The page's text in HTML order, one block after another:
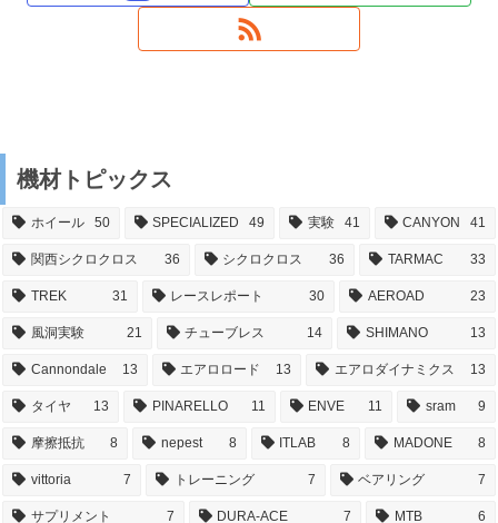
機材トピックス
ホイール 50 SPECIALIZED 49 実験 41 CANYON 41
関西シクロクロス 36 シクロクロス 36 TARMAC 33
TREK 31 レースレポート 30 AEROAD 23
風洞実験 21 チューブレス 14 SHIMANO 13
Cannondale 13 エアロロード 13 エアロダイナミクス 13
タイヤ 13 PINARELLO 11 ENVE 11 sram 9
摩擦抵抗 8 nepest 8 ITLAB 8 MADONE 8
vittoria 7 トレーニング 7 ベアリング 7
サプリメント 7 DURA-ACE 7 MTB 6